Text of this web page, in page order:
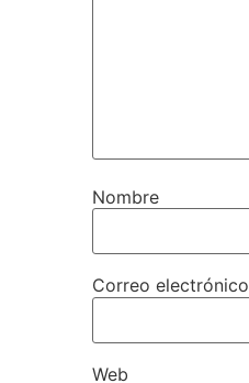
Nombre
Correo electrónico
Web